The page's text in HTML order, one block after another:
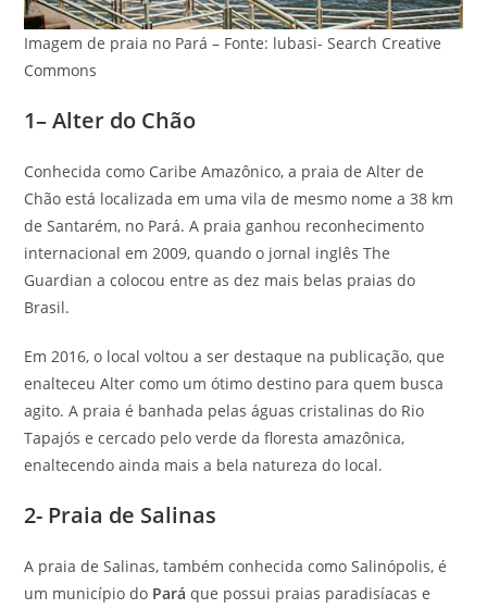
Imagem de praia no Pará – Fonte: lubasi- Search Creative
Commons
1– Alter do Chão
Conhecida como Caribe Amazônico, a praia de Alter de
Chão está localizada em uma vila de mesmo nome a 38 km
de Santarém, no Pará. A praia ganhou reconhecimento
internacional em 2009, quando o jornal inglês The
Guardian a colocou entre as dez mais belas praias do
Brasil.
Em 2016, o local voltou a ser destaque na publicação, que
enalteceu Alter como um ótimo destino para quem busca
agito. A praia é banhada pelas águas cristalinas do Rio
Tapajós e cercado pelo verde da floresta amazônica,
enaltecendo ainda mais a bela natureza do local.
2- Praia de Salinas
A praia de Salinas, também conhecida como Salinópolis, é
um município do Pará que possui praias paradisíacas e